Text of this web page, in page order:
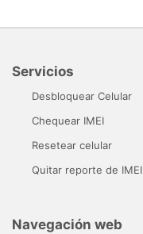
Servicios
Desbloquear Celular
Chequear IMEI
Resetear celular
Quitar reporte de IMEI
Navegación web